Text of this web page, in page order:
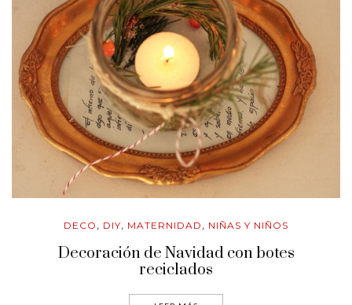
DECO , DIY, MATERNIDAD , NIÑAS Y NIÑOS
Decoración de Navidad con botes
reciclados